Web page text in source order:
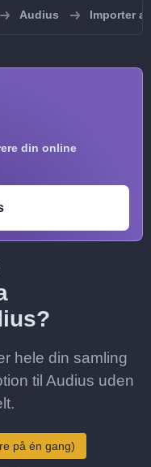
Audius Importer
din online
hele din samling
til Audius uden
på én gang)